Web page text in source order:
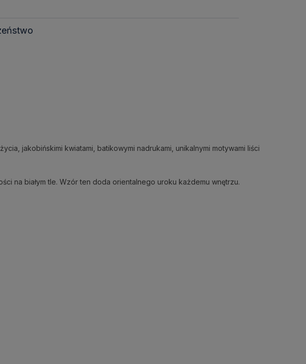
jakobińskimi kwiatami, batikowymi nadrukami, unikalnymi motywami liści
na białym tle. Wzór ten doda orientalnego uroku każdemu wnętrzu.